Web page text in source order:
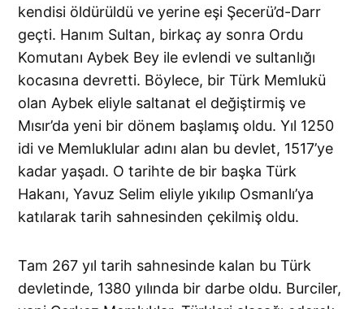
kendisi öldürüldü ve yerine eşi Şecerü’d-Darr
geçti. Hanım Sultan, birkaç ay sonra Ordu
Komutanı Aybek Bey ile evlendi ve sultanlığı
kocasına devretti. Böylece, bir Türk Memlukü
olan Aybek eliyle saltanat el değiştirmiş ve
Mısır’da yeni bir dönem başlamış oldu. Yıl 1250
idi ve Memluklular adını alan bu devlet, 1517’ye
kadar yaşadı. O tarihte de bir başka Türk
Hakanı, Yavuz Selim eliyle yıkılıp Osmanlı’ya
katılarak tarih sahnesinden çekilmiş oldu.
Tam 267 yıl tarih sahnesinde kalan bu Türk
devletinde, 1380 yılında bir darbe oldu. Burciler,